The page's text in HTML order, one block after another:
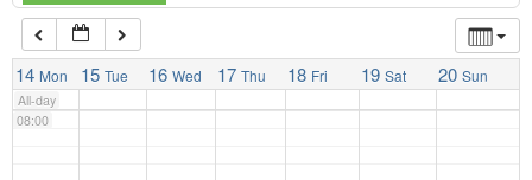
14 Mon 15 Tue 16 Wed 17 Thu 18 Fri 19 Sat 20 Sun
All-day
07:00
08:00